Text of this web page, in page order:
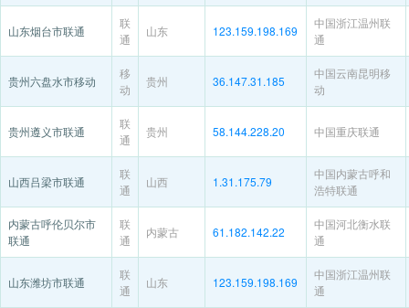
山东烟台市联通
联
通
山东 123.159.198.169
中国浙江温州联
通
贵州六盘水市移动
移
动
贵州 36.147.31.185
中国云南昆明移
动
贵州遵义市联通
联
通
贵州 58.144.228.20 中国重庆联通
山西吕梁市联通
联
通
山西 1.31.175.79
中国内蒙古呼和
浩特联通
内蒙古呼伦贝尔市
联通
联
通
内蒙古 61.182.142.22
中国河北衡水联
通
山东潍坊市联通
联
通
山东 123.159.198.169
中国浙江温州联
通